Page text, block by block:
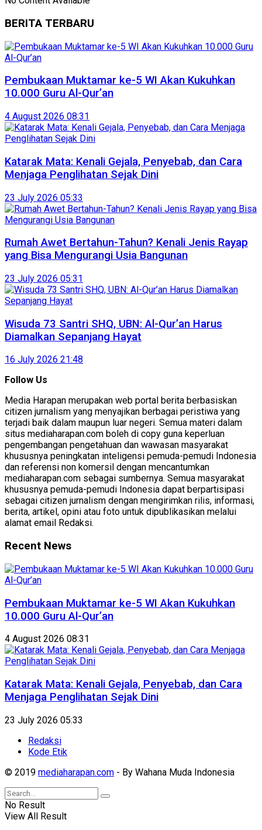
BERITA TERBARU
Pembukaan Muktamar ke-5 WI Akan Kukuhkan
10.000 Guru Al-Qur’an
4 August 2026 08:31
Katarak Mata: Kenali Gejala, Penyebab, dan Cara
Menjaga Penglihatan Sejak Dini
23 July 2026 05:33
Rumah Awet Bertahun-Tahun? Kenali Jenis Rayap
yang Bisa Mengurangi Usia Bangunan
23 July 2026 05:31
Wisuda 73 Santri SHQ, UBN: Al-Qur’an Harus
Diamalkan Sepanjang Hayat
16 July 2026 21:48
Follow Us
Media Harapan merupakan web portal berita berbasiskan
citizen jurnalism yang menyajikan berbagai peristiwa yang
terjadi baik dalam maupun luar negeri. Semua materi dalam
situs mediaharapan.com boleh di copy guna keperluan
pengembangan pengetahuan dan wawasan masyarakat
khususnya peningkatan inteligensi pemuda-pemudi Indonesia
dan referensi non komersil dengan mencantumkan
mediaharapan.com sebagai sumbernya. Semua masyarakat
khususnya pemuda-pemudi Indonesia dapat berpartisipasi
sebagai citizen jurnalism dengan mengirimkan rilis, informasi,
berita, artikel, opini atau foto untuk dipublikasikan melalui
alamat email Redaksi.
Recent News
Pembukaan Muktamar ke-5 WI Akan Kukuhkan
10.000 Guru Al-Qur’an
4 August 2026 08:31
Katarak Mata: Kenali Gejala, Penyebab, dan Cara
Menjaga Penglihatan Sejak Dini
23 July 2026 05:33
Redaksi
Kode Etik
© 2019 mediaharapan.com - By Wahana Muda Indonesia
No Result
View All Result